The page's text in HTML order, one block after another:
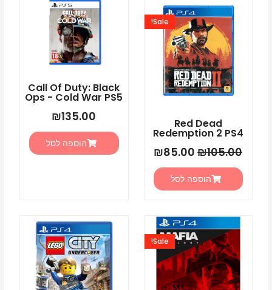
Red Dead
Redemption 2 PS4
Sale!
₪105.00
המקורי
היה:
₪105.00.
₪85.00
הנוכחי
הוא:
הוספה לסל
Call Of Duty: Black
Ops - Cold War PS5
₪135.00
הוספה לסל
Sale!
המחיר
המקורי
היה:
₪125.00.
הנוכחי
הוא: